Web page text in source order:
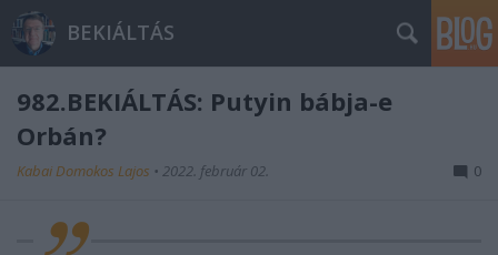
BEKIÁLTÁS
982.BEKIÁLTÁS: Putyin bábja-e
Orbán?
Kabai Domokos Lajos • 2022. február 02. 0